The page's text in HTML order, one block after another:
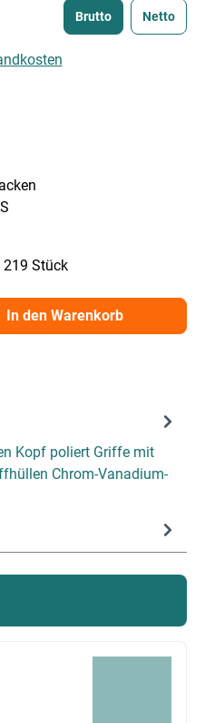
Brutto Netto
219 Stück
gewünschten
In den Warenkorb
Kopf poliert Griffe mit
Chrom-Vanadium-